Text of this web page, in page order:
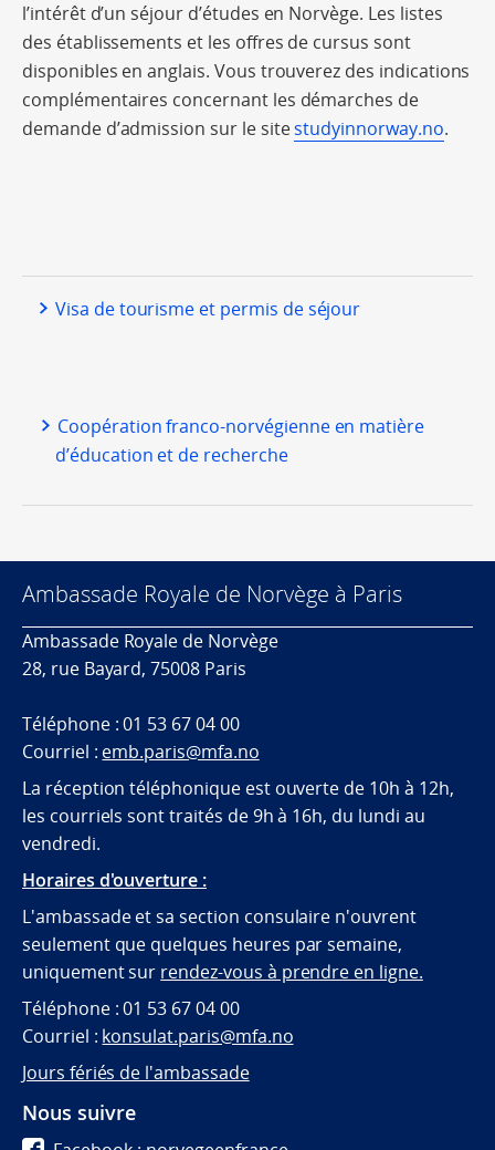
l’intérêt d’un séjour d’études en Norvège. Les listes
des établissements et les offres de cursus sont
disponibles en anglais. Vous trouverez des indications
complémentaires concernant les démarches de
demande d’admission sur le sitestudyinnorway.no.
Visa de tourisme et permis de séjour
Coopération franco-norvégienne en matière
d’éducation et de recherche
Ambassade Royale de Norvège à Paris
Ambassade Royale de Norvège
28, rue Bayard, 75008 Paris
Téléphone : 01 53 67 04 00
Courriel : emb.paris@mfa.no
La réception téléphonique est ouverte de 10h à 12h,
les courriels sont traités de 9h à 16h, du lundi au
vendredi.
Horaires d'ouverture :
L'ambassade et sa section consulaire n'ouvrent
seulement que quelques heures par semaine,
uniquement sur rendez-vous à prendre en ligne.
Téléphone : 01 53 67 04 00
Courriel : konsulat.paris@mfa.no
Jours fériés de l'ambassade
Nous suivre